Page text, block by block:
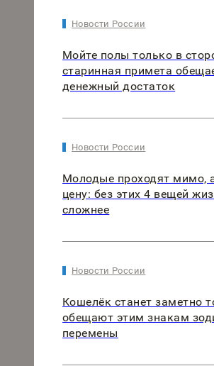
Новости России
Мойте полы только в
старинная примета
денежный достаток
Новости России
Молодые проходят мимо,
цену: без этих 4 вещей
сложнее
Новости России
Кошелёк станет заметно
обещают этим знакам
перемены